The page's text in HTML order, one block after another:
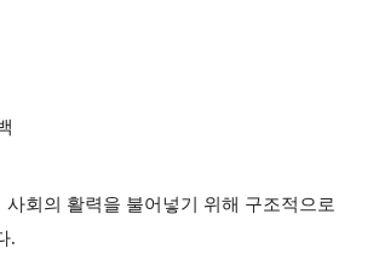
사회의 활력을 불어넣기 위해 구조적으로
.